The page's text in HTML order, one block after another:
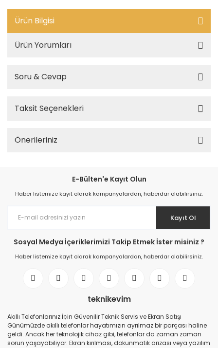
Ürün Bilgisi
Ürün Yorumları
Soru & Cevap
Taksit Seçenekleri
Önerileriniz
E-Bülten'e Kayıt Olun
Haber listemize kayıt olarak kampanyalardan, haberdar olabilirsiniz.
Kayıt Ol
Sosyal Medya İçeriklerimizi Takip Etmek İster misiniz ?
Haber listemize kayıt olarak kampanyalardan, haberdar olabilirsiniz.
teknikevim
Akıllı Telefonlarınız İçin Güvenilir Teknik Servis ve Ekran Satışı
Günümüzde akıllı telefonlar hayatımızın ayrılmaz bir parçası haline
geldi. Ancak her teknolojik cihaz gibi, telefonlar da zaman zaman
sorun yaşayabiliyor. Ekran kırılması, dokunmatik arızası veya yazılım